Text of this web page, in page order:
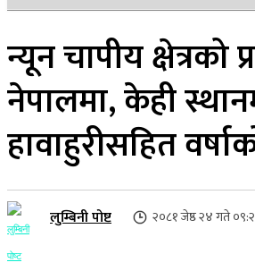
न्यून चापीय क्षेत्रको
नेपालमा, केही
हावाहुरीसहित
लुम्बिनी पोष्ट २०८१ जेष्ठ २४ गते